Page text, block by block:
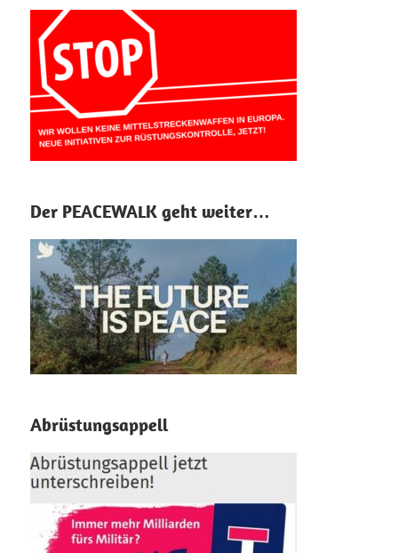
Der PEACEWALK geht weiter…
Abrüstungsappell